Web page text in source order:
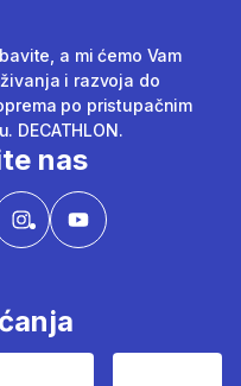
a mi ćemo Vam
i razvoja do
po pristupačnim
DECATHLON.
nas